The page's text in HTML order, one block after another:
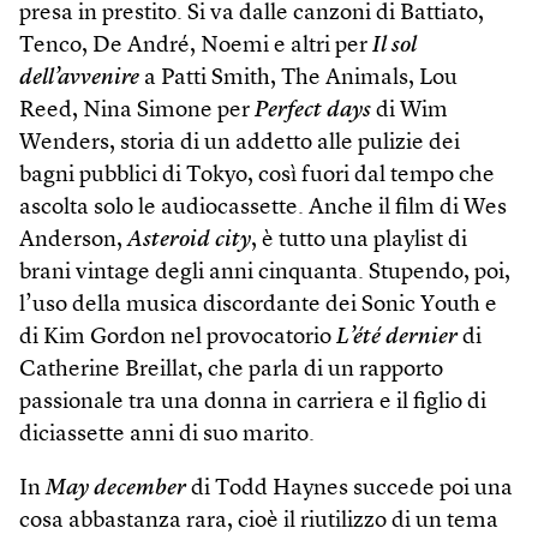
presa in prestito. Si va dalle canzoni di Battiato,
Tenco, De André, Noemi e altri per Il sol
dell’avvenire a Patti Smith, The Animals, Lou
Reed, Nina Simone per Perfect days di Wim
Wenders, storia di un addetto alle pulizie dei
bagni pubblici di Tokyo, così fuori dal tempo che
ascolta solo le audiocassette. Anche il film di Wes
Anderson,Asteroid city, è tutto una play­list di
brani vintage degli anni cinquanta. Stupendo, poi,
l’uso della musica discordante dei Sonic Youth e
di Kim Gordon nel provocatorio L’été dernierdi
Catherine Breillat, che parla di un rapporto
passionale tra una donna in carriera e il figlio di
diciassette anni di suo marito.
InMay decemberdi Todd Haynes succede poi una
cosa abbastanza rara, cioè il riutilizzo di un tema